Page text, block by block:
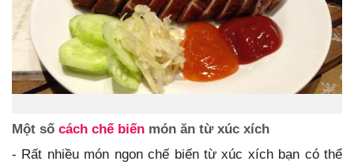
Một số cách chế biến món ăn từ xúc xích
- Rất nhiều món ngon chế biến từ xúc xích bạn có thể